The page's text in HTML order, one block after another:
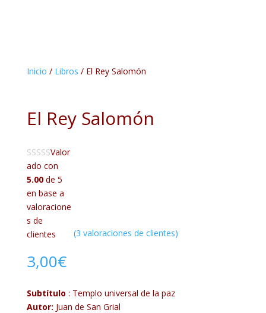
Inicio / Libros / El Rey Salomón
El Rey Salomón
Valor
ado con
5.00de 5
en base a
valoracione
s de
clientes
(3 valoraciones de clientes)
3,00€
Subtítulo : Templo universal de la paz
Autor: Juan de San Grial